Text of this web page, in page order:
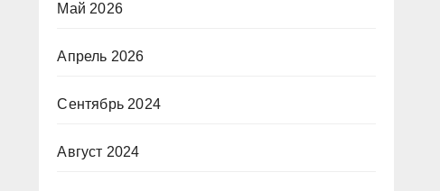
Май 2026
Апрель 2026
Сентябрь 2024
Август 2024